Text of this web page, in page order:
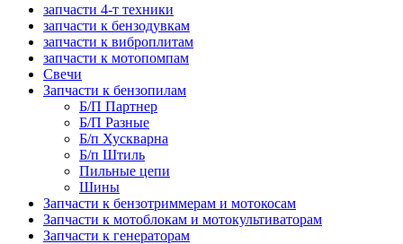
запчасти 4-т техники
запчасти к бензодувкам
запчасти к виброплитам
запчасти к мотопомпам
Свечи
Запчасти к бензопилам
Б/П Партнер
Б/П Разные
Б/п Хускварна
Б/п Штиль
Пильные цепи
Шины
Запчасти к бензотриммерам и мотокосам
Запчасти к мотоблокам и мотокультиваторам
Запчасти к генераторам